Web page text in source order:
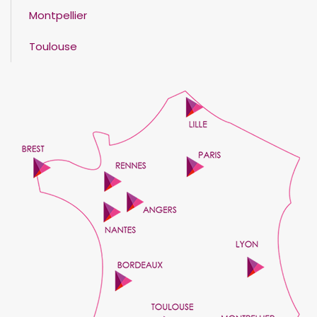
Montpellier
Toulouse